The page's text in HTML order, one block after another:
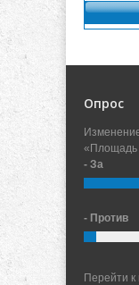
Опрос
«Площадь
- За
- Против
Перейти к